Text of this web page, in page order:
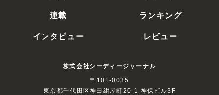
連載
ランキング
インタビュー
レビュー
株式会社シーディージャーナル
〒101-0035
東京都千代田区神田紺屋町20-1 神保ビル3F